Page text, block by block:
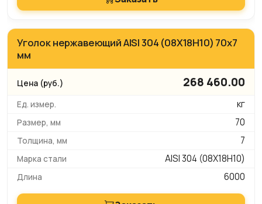
Уголок нержавеющий AISI 304 (08Х18Н10) 70х7
мм
268 460.00
кг
70
7
AISI 304 (08Х18Н10)
6000